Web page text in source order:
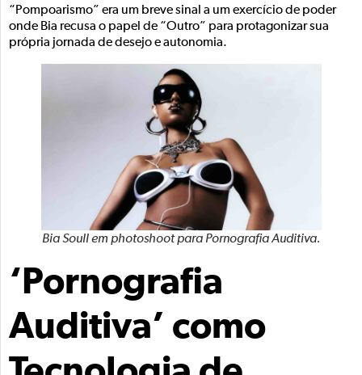
“Pompoarismo” era um breve sinal a um exercício de poder
onde Bia recusa o papel de “Outro” para protagonizar sua
própria jornada de desejo e autonomia.
Bia Soull em photoshoot para Pornografia Auditiva.
‘Pornografia
Auditiva’ como